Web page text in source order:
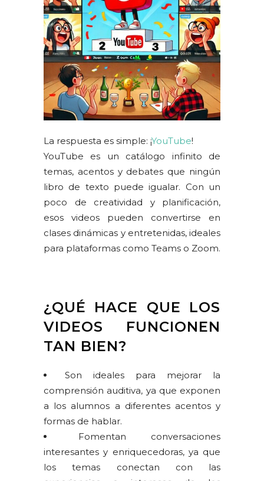
La respuesta es simple: ¡YouTube!
YouTube es un catálogo infinito de
temas, acentos y debates que ningún
libro de texto puede igualar. Con un
poco de creatividad y planificación,
esos videos pueden convertirse en
clases dinámicas y entretenidas, ideales
para plataformas como Teams o Zoom.
¿QUÉ HACE QUE LOS
VIDEOS FUNCIONEN
TAN BIEN?
Son ideales para mejorar la
comprensión auditiva, ya que exponen
a los alumnos a diferentes acentos y
formas de hablar.
Fomentan conversaciones
interesantes y enriquecedoras, ya que
los temas conectan con las